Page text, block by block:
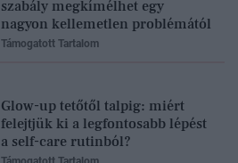
szabály megkímélhet egy
nagyon kellemetlen problémától
Támogatott Tartalom
Glow-up tetőtől talpig: miért
felejtjük ki a legfontosabb lépést
a self-care rutinból?